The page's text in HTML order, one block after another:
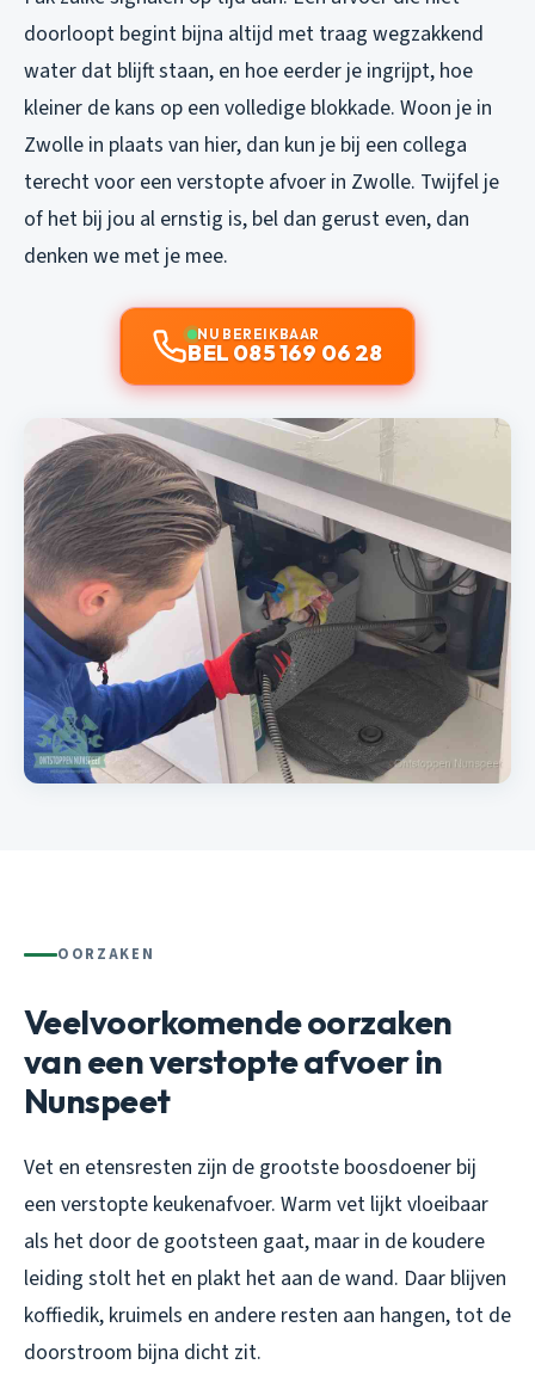
doorloopt begint bijna altijd met traag wegzakkend
water dat blijft staan, en hoe eerder je ingrijpt, hoe
kleiner de kans op een volledige blokkade. Woon je in
Zwolle in plaats van hier, dan kun je bij een collega
terecht voor een verstopte afvoer in Zwolle. Twijfel je
of het bij jou al ernstig is, bel dan gerust even, dan
denken we met je mee.
NU BEREIKBAAR
BEL 085 169 06 28
OORZAKEN
Veelvoorkomende oorzaken
van een verstopte afvoer in
Nunspeet
Vet en etensresten zijn de grootste boosdoener bij
een verstopte keukenafvoer. Warm vet lijkt vloeibaar
als het door de gootsteen gaat, maar in de koudere
leiding stolt het en plakt het aan de wand. Daar blijven
koffiedik, kruimels en andere resten aan hangen, tot de
doorstroom bijna dicht zit.